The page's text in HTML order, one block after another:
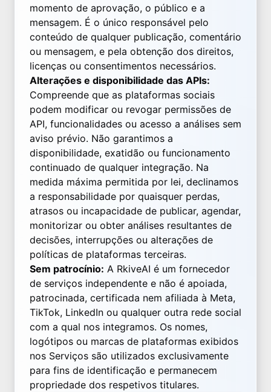
momento de aprovação, o público e a
mensagem. É o único responsável pelo
conteúdo de qualquer publicação, comentário
ou mensagem, e pela obtenção dos direitos,
licenças ou consentimentos necessários.
Alterações e disponibilidade das APIs:
Compreende que as plataformas sociais
podem modificar ou revogar permissões de
API, funcionalidades ou acesso a análises sem
aviso prévio. Não garantimos a
disponibilidade, exatidão ou funcionamento
continuado de qualquer integração. Na
medida máxima permitida por lei, declinamos
a responsabilidade por quaisquer perdas,
atrasos ou incapacidade de publicar, agendar,
monitorizar ou obter análises resultantes de
decisões, interrupções ou alterações de
políticas de plataformas terceiras.
Sem patrocínio: A RkiveAI é um fornecedor
de serviços independente e não é apoiada,
patrocinada, certificada nem afiliada à Meta,
TikTok, LinkedIn ou qualquer outra rede social
com a qual nos integramos. Os nomes,
logótipos ou marcas de plataformas exibidos
nos Serviços são utilizados exclusivamente
para fins de identificação e permanecem
propriedade dos respetivos titulares.